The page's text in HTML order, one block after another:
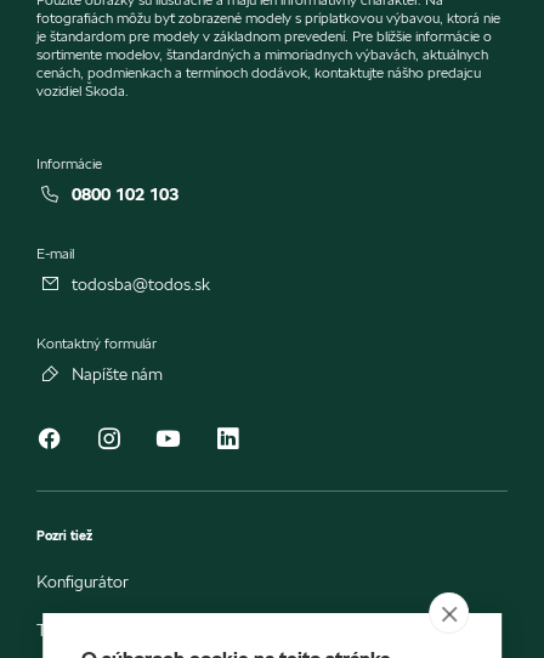
fotografiách môžu byť zobrazené modely s príplatkovou výbavou, ktorá nie
je štandardom pre modely v základnom prevedení. Pre bližšie informácie o
sortimente modelov, štandardných a mimoriadnych výbavách, aktuálnych
cenách, podmienkach a termínoch dodávok, kontaktujte nášho predajcu
vozidiel Škoda.
Informácie
0800 102 103
E-mail
todosba@todos.sk
Kontaktný formulár
Napíšte nám
Pozri tiež
Konfigurátor
Testovacia jazda